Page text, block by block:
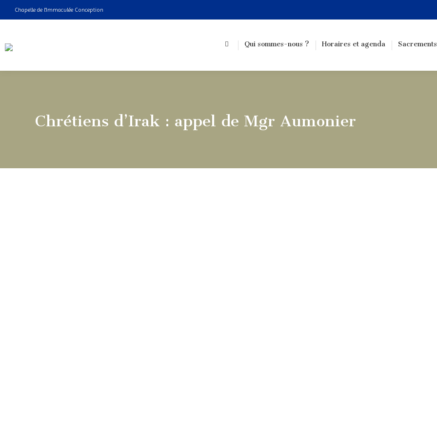
Chapelle de l'Immaculée Conception
Qui sommes-nous ? Horaires et agenda Sacrements
Chrétiens d’Irak : appel de Mgr Aumonier